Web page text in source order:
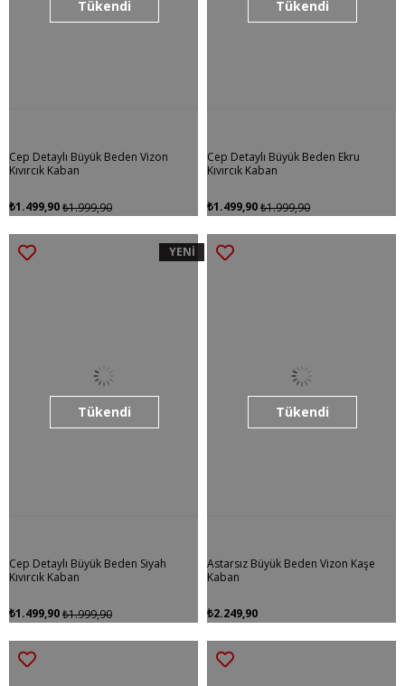
Tükendi
Cep Detaylı Büyük Beden Vizon
Kıvırcık Kaban
₺1.499,90₺1.999,90
Tükendi
Cep Detaylı Büyük Beden Ekru
Kıvırcık Kaban
₺1.499,90₺1.999,90
Tükendi
Cep Detaylı Büyük Beden Siyah
Kıvırcık Kaban
₺1.499,90₺1.999,90
YENİ
Tükendi
Astarsız Büyük Beden Vizon Kaşe
Kaban
₺2.249,90